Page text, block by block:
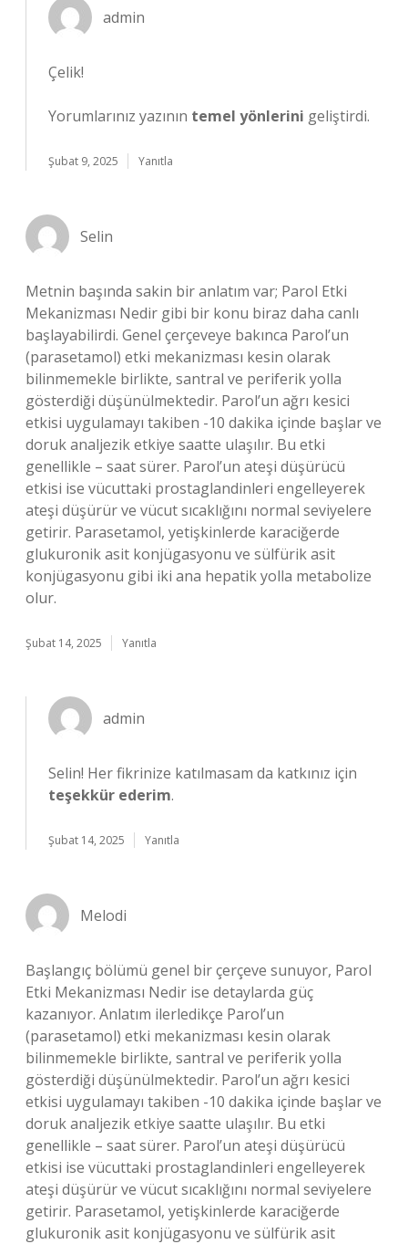
admin
Çelik!
Yorumlarınız yazının temel yönlerini geliştirdi.
Şubat 9, 2025 Yanıtla
Selin
Metnin başında sakin bir anlatım var; Parol Etki
Mekanizması Nedir gibi bir konu biraz daha canlı
başlayabilirdi. Genel çerçeveye bakınca Parol’un
(parasetamol) etki mekanizması kesin olarak
bilinmemekle birlikte, santral ve periferik yolla
gösterdiği düşünülmektedir. Parol’un ağrı kesici
etkisi uygulamayı takiben -10 dakika içinde başlar ve
doruk analjezik etkiye saatte ulaşılır. Bu etki
genellikle – saat sürer. Parol’un ateşi düşürücü
etkisi ise vücuttaki prostaglandinleri engelleyerek
ateşi düşürür ve vücut sıcaklığını normal seviyelere
getirir. Parasetamol, yetişkinlerde karaciğerde
glukuronik asit konjügasyonu ve sülfürik asit
konjügasyonu gibi iki ana hepatik yolla metabolize
olur.
Şubat 14, 2025 Yanıtla
admin
Selin! Her fikrinize katılmasam da katkınız için
teşekkür ederim.
Şubat 14, 2025 Yanıtla
Melodi
Başlangıç bölümü genel bir çerçeve sunuyor, Parol
Etki Mekanizması Nedir ise detaylarda güç
kazanıyor. Anlatım ilerledikçe Parol’un
(parasetamol) etki mekanizması kesin olarak
bilinmemekle birlikte, santral ve periferik yolla
gösterdiği düşünülmektedir. Parol’un ağrı kesici
etkisi uygulamayı takiben -10 dakika içinde başlar ve
doruk analjezik etkiye saatte ulaşılır. Bu etki
genellikle – saat sürer. Parol’un ateşi düşürücü
etkisi ise vücuttaki prostaglandinleri engelleyerek
ateşi düşürür ve vücut sıcaklığını normal seviyelere
getirir. Parasetamol, yetişkinlerde karaciğerde
glukuronik asit konjügasyonu ve sülfürik asit